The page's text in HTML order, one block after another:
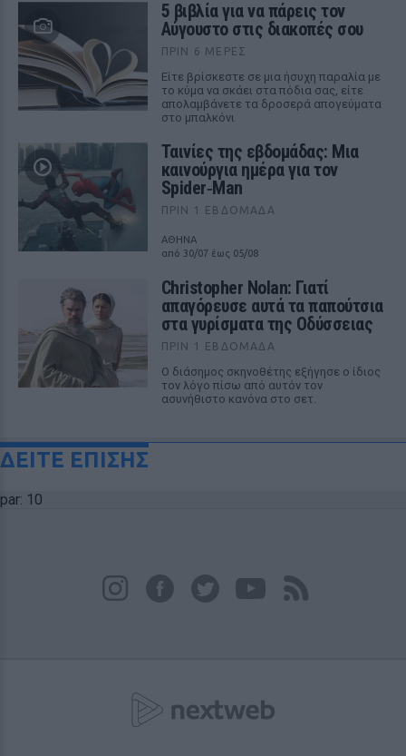
5 βιβλία για να πάρεις τον
Αύγουστο στις διακοπές σου
ΠΡΙΝ 6 ΜΈΡΕΣ
Είτε βρίσκεστε σε μια ήσυχη παραλία με
το κύμα να σκάει στα πόδια σας, είτε
απολαμβάνετε τα δροσερά απογεύματα
στο μπαλκόνι
Ταινίες της εβδομάδας: Μια
καινούργια ημέρα για τον
Spider‑Man
ΠΡΙΝ 1 ΕΒΔΟΜΆΔΑ
ΑΘΗΝΑ
από 30/07 έως 05/08
Christopher Nolan: Γιατί
απαγόρευσε αυτά τα παπούτσια
στα γυρίσματα της Οδύσσειας
ΠΡΙΝ 1 ΕΒΔΟΜΆΔΑ
Ο διάσημος σκηνοθέτης εξήγησε ο ίδιος
τον λόγο πίσω από αυτόν τον
ασυνήθιστο κανόνα στο σετ.
ΔΕΙΤΕ ΕΠΙΣΗΣ
par: 10